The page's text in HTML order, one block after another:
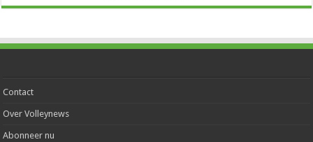
Contact
Over Volleynews
Abonneer nu